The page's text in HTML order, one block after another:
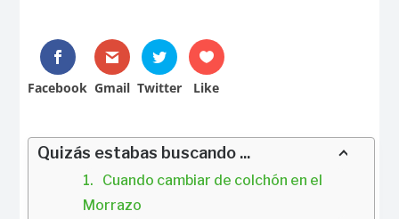
Facebook Gmail Twitter Like
Quizás estabas buscando ...
Cuando cambiar de colchón en el
Morrazo